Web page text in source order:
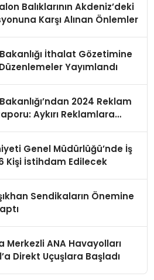
Balıklarının Akdeniz’deki
Karşı Alınan Önlemler
İthalat Gözetimine
Yayımlandı
2024 Reklam
Aykırı Reklamlara
Genel Müdürlüğü’nde İş
Kişi İstihdam Edilecek
Sendikaların Önemine
Merkezli ANA Havayolları
Direkt Uçuşlara Başladı